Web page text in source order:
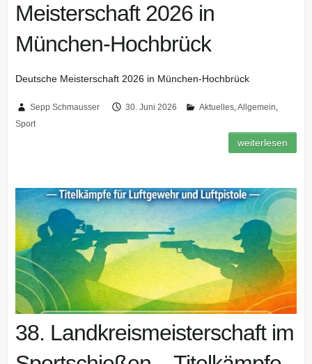
Meisterschaft 2026 in
München-Hochbrück
Deutsche Meisterschaft 2026 in München-Hochbrück
Sepp Schmausser 30. Juni 2026 Aktuelles,Allgemein,
Sport
weiterlesen
38. Landkreismeisterschaft im